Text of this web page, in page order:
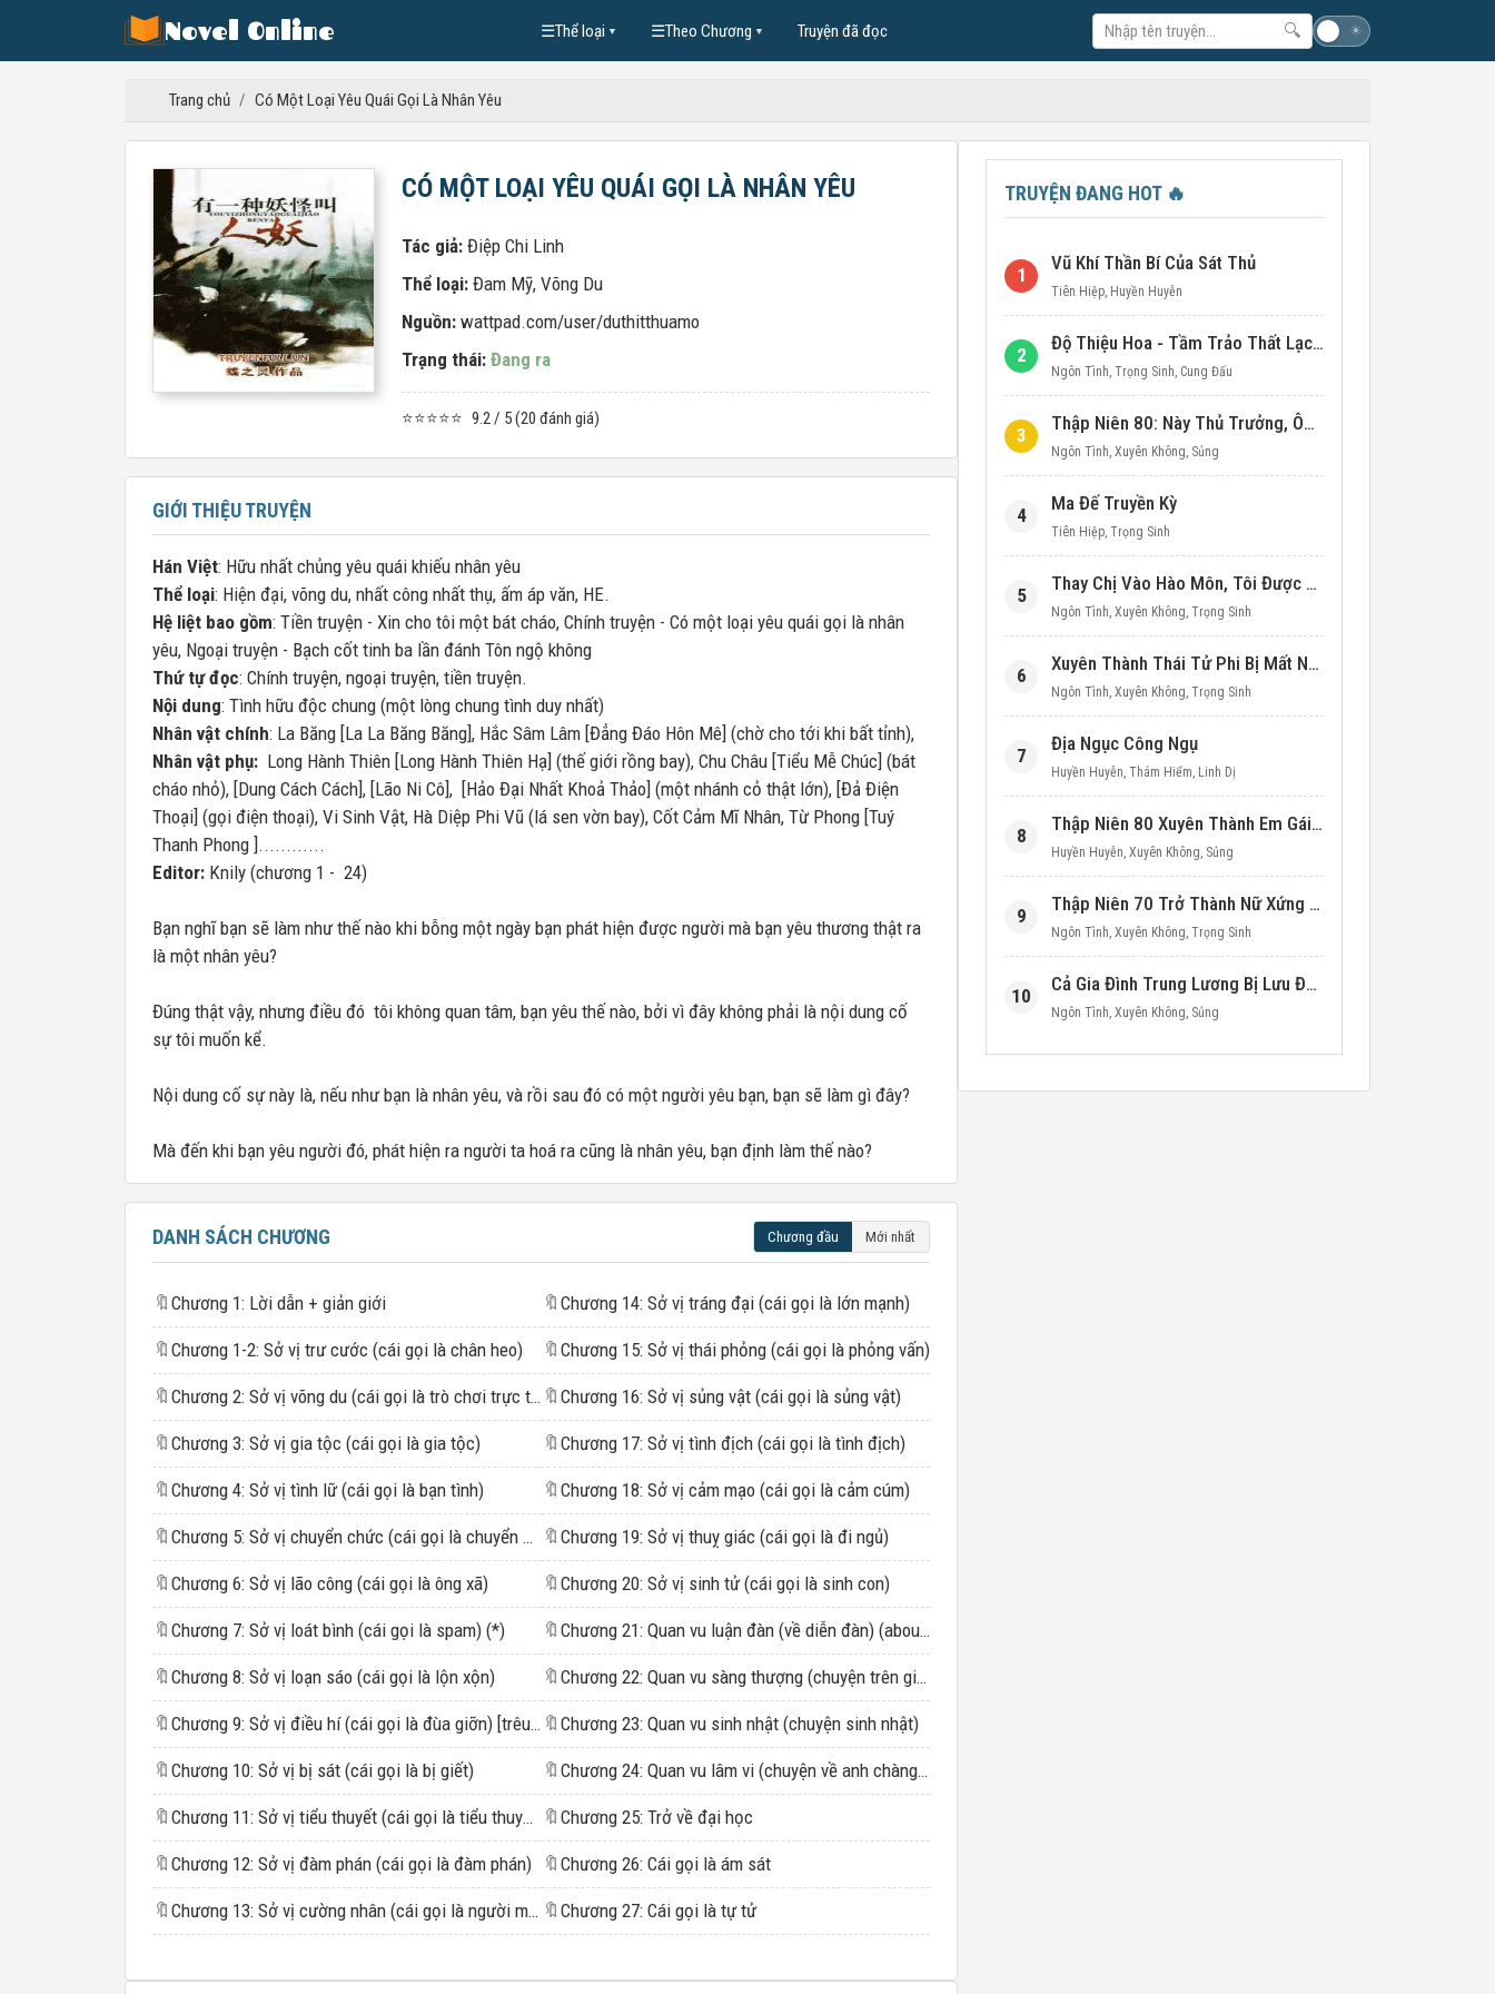
Novel Online ☰Thể loại ▼ ☰Theo Chương ▼ Truyện đã đọc 🔍 ☀
Trang chủ / Có Một Loại Yêu Quái Gọi Là Nhân Yêu
CÓ MỘT LOẠI YÊU QUÁI GỌI LÀ NHÂN YÊU
Tác giả: Điệp Chi Linh
Thể loại: Đam Mỹ, Võng Du
Nguồn: wattpad.com/user/duthitthuamo
Trạng thái: Đang ra
⭐⭐⭐⭐⭐ 9.2 / 5 (20 đánh giá)
GIỚI THIỆU TRUYỆN
Hán Việt: Hữu nhất chủng yêu quái khiếu nhân yêu
Thể loại: Hiện đại, võng du, nhất công nhất thụ, ấm áp văn, HE.
Hệ liệt bao gồm: Tiền truyện - Xin cho tôi một bát cháo, Chính truyện - Có một loại yêu quái gọi là nhân
yêu, Ngoại truyện - Bạch cốt tinh ba lần đánh Tôn ngộ không
Thứ tự đọc: Chính truyện, ngoại truyện, tiền truyện.
Nội dung: Tình hữu độc chung (một lòng chung tình duy nhất)
Nhân vật chính: La Băng [La La Băng Băng], Hắc Sâm Lâm [Đẳng Đáo Hôn Mê] (chờ cho tới khi bất tỉnh),
Nhân vật phụ: Long Hành Thiên [Long Hành Thiên Hạ] (thế giới rồng bay), Chu Châu [Tiểu Mễ Chúc] (bát
cháo nhỏ), [Dung Cách Cách], [Lão Ni Cô], [Hảo Đại Nhất Khoả Thảo] (một nhánh cỏ thật lớn), [Đả Điện
Thoại] (gọi điện thoại), Vi Sinh Vật, Hà Diệp Phi Vũ (lá sen vờn bay), Cốt Cảm Mĩ Nhân, Từ Phong [Tuý
Thanh Phong ]............
Editor: Knily (chương 1 - 24)
Bạn nghĩ bạn sẽ làm như thế nào khi bỗng một ngày bạn phát hiện được người mà bạn yêu thương thật ra
là một nhân yêu?
Đúng thật vậy, nhưng điều đó tôi không quan tâm, bạn yêu thế nào, bởi vì đây không phải là nội dung cố
sự tôi muốn kể.
Nội dung cố sự này là, nếu như bạn là nhân yêu, và rồi sau đó có một người yêu bạn, bạn sẽ làm gì đây?
Mà đến khi bạn yêu người đó, phát hiện ra người ta hoá ra cũng là nhân yêu, bạn định làm thế nào?
DANH SÁCH CHƯƠNG Chương đầu Mới nhất
🔖 Chương 1: Lời dẫn + giản giới
🔖 Chương 1-2: Sở vị trư cước (cái gọi là chân heo)
🔖 Chương 2: Sở vị võng du (cái gọi là trò chơi trực tuyến)
🔖 Chương 3: Sở vị gia tộc (cái gọi là gia tộc)
🔖 Chương 4: Sở vị tình lữ (cái gọi là bạn tình)
🔖 Chương 5: Sở vị chuyển chức (cái gọi là chuyển chức)
🔖 Chương 6: Sở vị lão công (cái gọi là ông xã)
🔖 Chương 7: Sở vị loát bình (cái gọi là spam) (*)
🔖 Chương 8: Sở vị loạn sáo (cái gọi là lộn xộn)
🔖 Chương 9: Sở vị điều hí (cái gọi là đùa giỡn) [trêu ghẹo]
🔖 Chương 10: Sở vị bị sát (cái gọi là bị giết)
🔖 Chương 11: Sở vị tiểu thuyết (cái gọi là tiểu thuyết)
🔖 Chương 12: Sở vị đàm phán (cái gọi là đàm phán)
🔖 Chương 13: Sở vị cường nhân (cái gọi là người mạnh)
🔖 Chương 14: Sở vị tráng đại (cái gọi là lớn mạnh)
🔖 Chương 15: Sở vị thái phỏng (cái gọi là phỏng vấn)
🔖 Chương 16: Sở vị sủng vật (cái gọi là sủng vật)
🔖 Chương 17: Sở vị tình địch (cái gọi là tình địch)
🔖 Chương 18: Sở vị cảm mạo (cái gọi là cảm cúm)
🔖 Chương 19: Sở vị thuỵ giác (cái gọi là đi ngủ)
🔖 Chương 20: Sở vị sinh tử (cái gọi là sinh con)
🔖 Chương 21: Quan vu luận đàn (về diễn đàn) (about forum)
🔖 Chương 22: Quan vu sàng thượng (chuyện trên giường)
🔖 Chương 23: Quan vu sinh nhật (chuyện sinh nhật)
🔖 Chương 24: Quan vu lâm vi (chuyện về anh chàng lâm vi)
🔖 Chương 25: Trở về đại học
🔖 Chương 26: Cái gọi là ám sát
🔖 Chương 27: Cái gọi là tự tử
TRUYỆN ĐANG HOT 🔥
1
Vũ Khí Thần Bí Của Sát Thủ
Tiên Hiệp, Huyền Huyễn
2
Độ Thiệu Hoa - Tầm Trảo Thất Lạc Đích Ái Tình
Ngôn Tình, Trọng Sinh, Cung Đấu
3
Thập Niên 80: Này Thủ Trưởng, Ôm Một Cái Đi!
Ngôn Tình, Xuyên Không, Sủng
4
Ma Đế Truyền Kỳ
Tiên Hiệp, Trọng Sinh
5
Thay Chị Vào Hào Môn, Tôi Được Cưng Chiều Hết Mực (Thập Niên 90)
Ngôn Tình, Xuyên Không, Trọng Sinh
6
Xuyên Thành Thái Tử Phi Bị Mất Nước
Ngôn Tình, Xuyên Không, Trọng Sinh
7
Địa Ngục Công Ngụ
Huyền Huyễn, Thám Hiểm, Linh Dị
8
Thập Niên 80 Xuyên Thành Em Gái Học Bá
Huyền Huyễn, Xuyên Không, Sủng
9
Thập Niên 70 Trở Thành Nữ Xứng Nuôi Con Làm Giàu
Ngôn Tình, Xuyên Không, Trọng Sinh
10
Cả Gia Đình Trung Lương Bị Lưu Đày, Ta Mang Không Gian Cứu Cả Nhà
Ngôn Tình, Xuyên Không, Sủng